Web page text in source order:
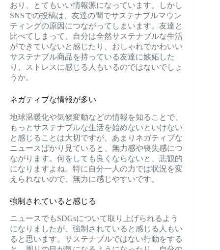
おり、とてもいい情報源になっています。しかし
SNSでの投稿は、友達の間でサステナブルマウン
ティングの原因につながってしまいます。友達と
比べてしまって、自分は全然サステナブルな生活
ができていないと感じたり、おしゃれでかわいい
サステナブル商品を持っている友達に嫉妬した
り、ストレスに感じる人もいるのではないでしょ
うか。
ネガティブな情報が多い
地球温暖化や気候変動などの情報を知ることで、
もっとサステナブルな生活を始めないといけない
と感じることは大切ですが、あまりネガティブな
ニュースばかり見ていると、無力感や喪失感につ
ながります。何をしても良くならないと、悲観的
になりますよね。特に自分一人の力では状況を変
えられないので、無力に感じやすいです。
強制されていると感じる
ニュースでもSDGsについて取り上げられるよう
になりましたが、強制されていると感じる人もい
ると思います。サステナブルではない行動をする